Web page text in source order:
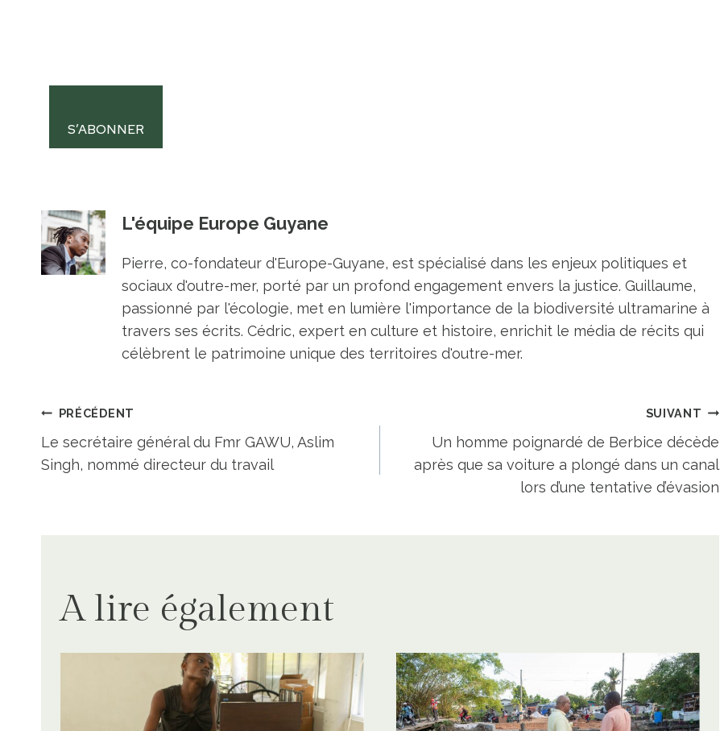
S’ABONNER
L'équipe Europe Guyane
Pierre, co-fondateur d'Europe-Guyane, est spécialisé dans les enjeux politiques et
sociaux d'outre-mer, porté par un profond engagement envers la justice. Guillaume,
passionné par l'écologie, met en lumière l'importance de la biodiversité ultramarine à
travers ses écrits. Cédric, expert en culture et histoire, enrichit le média de récits qui
célèbrent le patrimoine unique des territoires d'outre-mer.
Navigation
de
PRÉCÉDENT
Le secrétaire général du Fmr GAWU, Aslim
Singh, nommé directeur du travail
SUIVANT
Un homme poignardé de Berbice décède
après que sa voiture a plongé dans un canal
lors d’une tentative d’évasion
A lire également